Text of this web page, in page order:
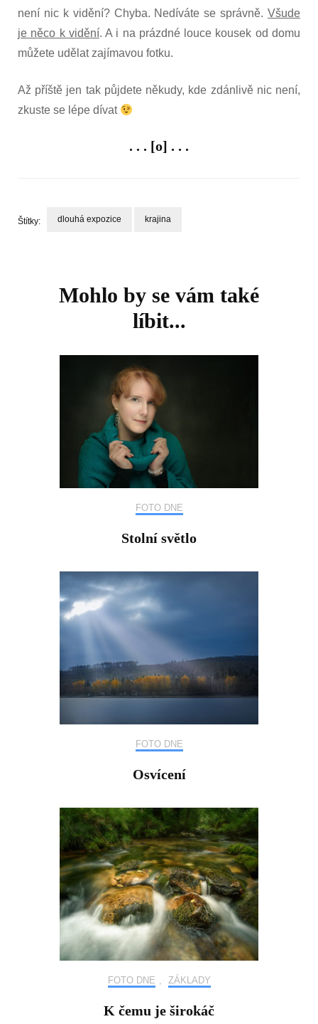
není nic k vidění? Chyba. Nedíváte se správně. Všude
je něco k vidění. A i na prázdné louce kousek od domu
můžete udělat zajímavou fotku.
Až příště jen tak půjdete někudy, kde zdánlivě nic není,
zkuste se lépe dívat
. . . [o] . . .
Štítky: dlouhá expozice krajina
Mohlo by se vám také
líbit...
FOTO DNE
Stolní světlo
FOTO DNE
Osvícení
FOTO DNE ZÁKLADY
K čemu je širokáč